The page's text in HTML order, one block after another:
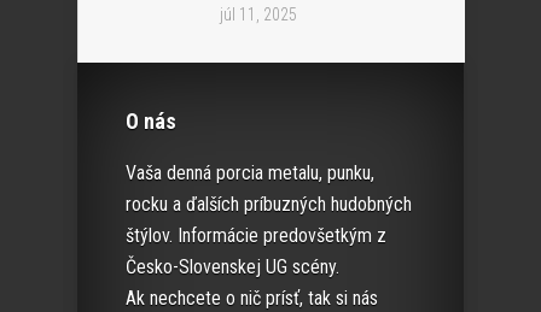
júl 11, 2025
O nás
Vaša denná porcia metalu, punku,
rocku a ďalších príbuzných hudobných
štýlov. Informácie predovšetkým z
Česko-Slovenskej UG scény.
Ak nechcete o nič prísť, tak si nás